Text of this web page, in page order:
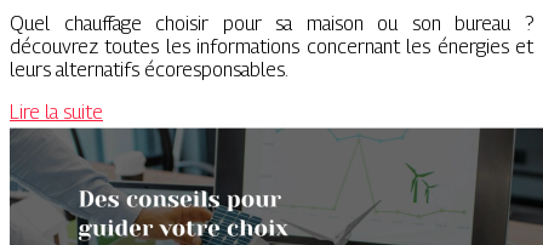
Quel chauffage choisir pour sa maison ou son bureau ?
découvrez toutes les informations concernant les énergies et
leurs alternatifs écoresponsables.
Lire la suite